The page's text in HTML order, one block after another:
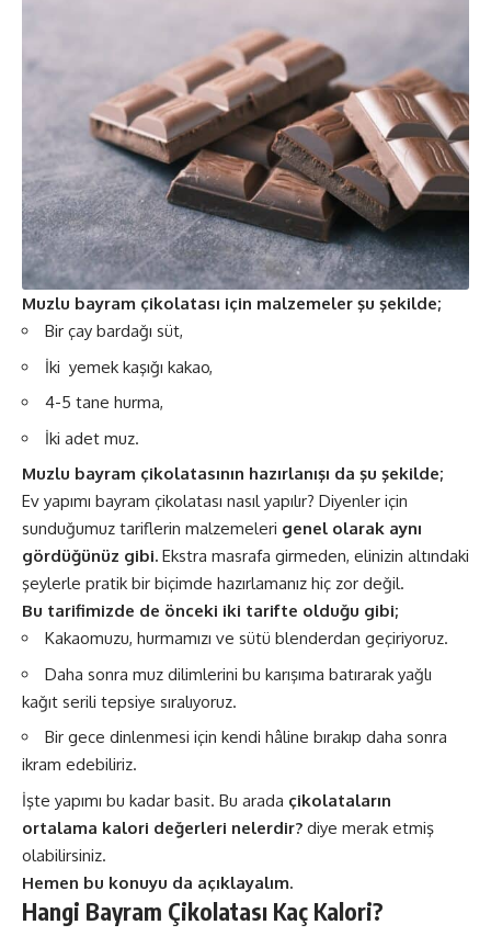
Muzlu bayram çikolatası için malzemeler şu şekilde;
Bir çay bardağı süt,
İki yemek kaşığı kakao,
4-5 tane hurma,
İki adet muz.
Muzlu bayram çikolatasının hazırlanışı da şu şekilde;
Ev yapımı bayram çikolatası nasıl yapılır? Diyenler için
sunduğumuz tariflerin malzemeleri genel olarak aynı
gördüğünüz gibi. Ekstra masrafa girmeden, elinizin altındaki
şeylerle pratik bir biçimde hazırlamanız hiç zor değil.
Bu tarifimizde de önceki iki tarifte olduğu gibi;
Kakaomuzu, hurmamızı ve sütü blenderdan geçiriyoruz.
Daha sonra muz dilimlerini bu karışıma batırarak yağlı
kağıt serili tepsiye sıralıyoruz.
Bir gece dinlenmesi için kendi hâline bırakıp daha sonra
ikram edebiliriz.
İşte yapımı bu kadar basit. Bu arada çikolataların
ortalama kalori değerleri nelerdir? diye merak etmiş
olabilirsiniz.
Hemen bu konuyu da açıklayalım.
Hangi Bayram Çikolatası Kaç Kalori?